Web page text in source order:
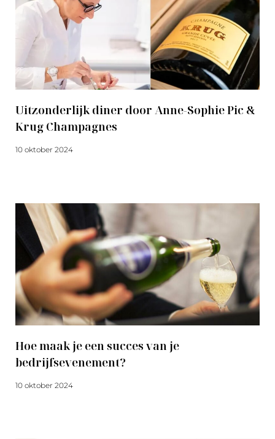
Uitzonderlijk diner door Anne-Sophie Pic &
Krug Champagnes
10 oktober 2024
Hoe maak je een succes van je
bedrijfsevenement?
10 oktober 2024